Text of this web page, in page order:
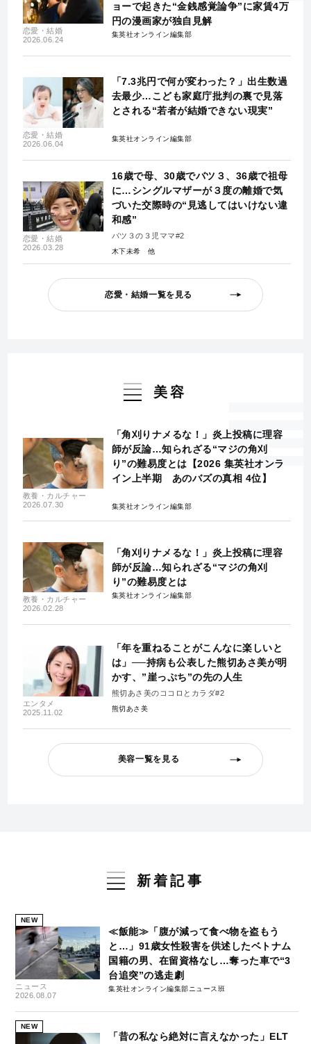
恋愛・結婚
2026.06.24
ョーで起きた“金銭感覚論争”に家賃4万
円の漫画家が独自見解
集英社オンライン編集部
恋愛・結婚
2026.06.04
「7.3兆円で何が変わった？」出生数過
去最少…こども家庭庁批判の裏で見落
とされる“若者が結婚できない現実”
集英社オンライン編集部
恋愛・結婚
2026.03.28
16歳で母、30歳でバツ３、36歳で祖母
に…シングルマザーが３度の離婚で気
づいた交際時の“見逃してはいけない違
和感”
バツ３の３児ママ#2
木下未希
恋愛・結婚一覧を見る
美容
教養・カルチャー
2026.07.30
「角刈りナメるな！」炎上投稿に理容
師が反論…知られざる“マジの角刈
り”の難易度とは【2026 集英社オンラ
イン上半期 あのバズの真相 4位】
集英社オンライン編集部
教養・カルチャー
2026.02.28
「角刈りナメるな！」炎上投稿に理容
師が反論…知られざる“マジの角刈
り”の難易度とは
集英社オンライン編集部
エンタメ
2025.11.02
「年を重ねることがこんなに楽しいと
は」──持病も公表した熊切あさ美が明
かす、”崖っぷち”の先の人生
熊切あさ美のココロとカラダ#2
熊切あさ美
美容一覧を見る
新着記事
NEW
ニュース
2026.08.07
≪飯能≫「腹が減って食べ物を盗もう
と…」91歳女性殺害を供述したベトナム
国籍の男、在留資格なし…奪った車で“3
台追突”の逃走劇
集英社オンライン編集部ニュース班
NEW
「昔の私なら絶対に言えなかった」ELT